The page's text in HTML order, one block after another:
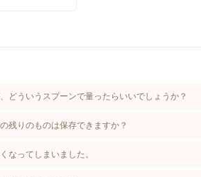
どういうスプーンで量ったらいいでしょうか？
残りのものは保存できますか？
なってしまいました。